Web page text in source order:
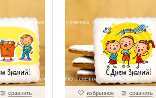
сравнить избранное сравнить